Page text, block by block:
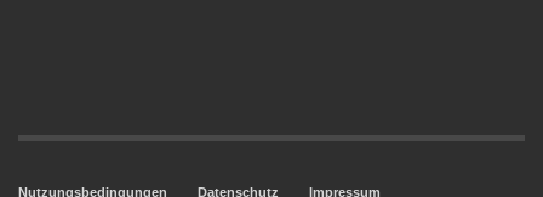
Nutzungsbedingungen Datenschutz Impressum